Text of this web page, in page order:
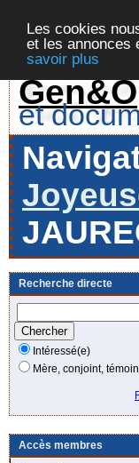
Les cookies
et les annonces
savoir plus
Gen&O
et
Recherche directe
Intéressé(e)
Mère, conjoint,
Accès membres